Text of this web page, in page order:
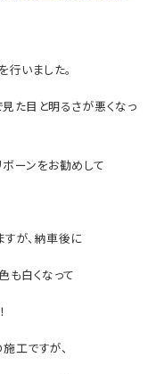
行いました。
た目と明るさが悪くなっ
ーンをお勧めして
すが、納車後に
も白くなって
工ですが、